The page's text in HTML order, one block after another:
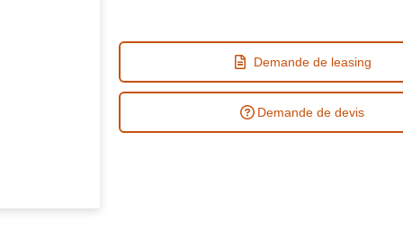
Demande de leasing
Demande de devis